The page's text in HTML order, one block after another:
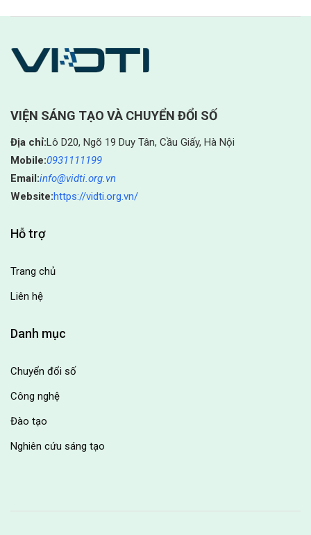
VIỆN SÁNG TẠO VÀ CHUYỂN ĐỔI SỐ
Địa chỉ:Lô D20, Ngõ 19 Duy Tân, Cầu Giấy, Hà Nội
Mobile:0931111199
Email:info@vidti.org.vn
Website:https://vidti.org.vn/
Hỗ trợ
Trang chủ
Liên hệ
Danh mục
Chuyển đổi số
Công nghệ
Đào tạo
Nghiên cứu sáng tạo